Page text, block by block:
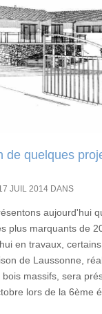
de quelques
JUIL 2014 DANS
aujourd'hui
plus marquants de
en travaux,
de Laussonne,
bois massifs, sera
lors de la 6ème